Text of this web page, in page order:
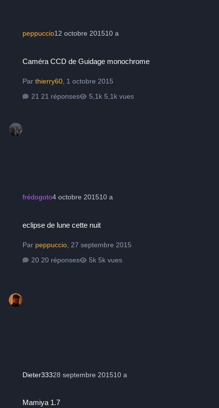
peppuccio12 octobre 201510 a
Caméra CCD de Guidage monochrome
Parthierry60 1 octobre 2015
21 réponses
5,1k vues
frédogoto4 octobre 201510 a
eclipse de lune cette nuit
Par peppuccio 27 septembre 2015
20 réponses
5k vues
Dieter33328 septembre 201510 a
Mamiya 1.7